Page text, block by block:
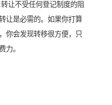
让不受任何登记制度的阻
让是必需的。如果你打算
你会发现转移很方便，只
力。